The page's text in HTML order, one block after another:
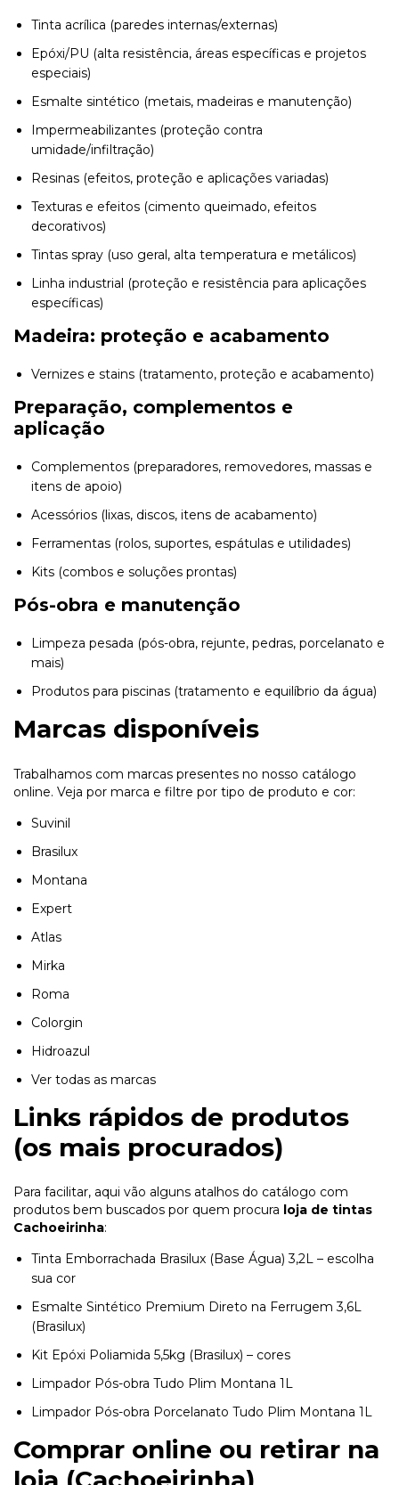
Tinta acrílica (paredes internas/externas)
Epóxi/PU (alta resistência, áreas específicas e projetos
especiais)
Esmalte sintético (metais, madeiras e manutenção)
Impermeabilizantes (proteção contra
umidade/infiltração)
Resinas (efeitos, proteção e aplicações variadas)
Texturas e efeitos (cimento queimado, efeitos
decorativos)
Tintas spray (uso geral, alta temperatura e metálicos)
Linha industrial (proteção e resistência para aplicações
específicas)
Madeira: proteção e acabamento
Vernizes e stains (tratamento, proteção e acabamento)
Preparação, complementos e
aplicação
Complementos (preparadores, removedores, massas e
itens de apoio)
Acessórios (lixas, discos, itens de acabamento)
Ferramentas (rolos, suportes, espátulas e utilidades)
Kits (combos e soluções prontas)
Pós-obra e manutenção
Limpeza pesada (pós-obra, rejunte, pedras, porcelanato e
mais)
Produtos para piscinas (tratamento e equilíbrio da água)
Marcas disponíveis
Trabalhamos com marcas presentes no nosso catálogo
online. Veja por marca e filtre por tipo de produto e cor:
Suvinil
Brasilux
Montana
Expert
Atlas
Mirka
Roma
Colorgin
Hidroazul
Ver todas as marcas
Links rápidos de produtos
(os mais procurados)
Para facilitar, aqui vão alguns atalhos do catálogo com
produtos bem buscados por quem procura loja de tintas
Cachoeirinha:
Tinta Emborrachada Brasilux (Base Água) 3,2L – escolha
sua cor
Esmalte Sintético Premium Direto na Ferrugem 3,6L
(Brasilux)
Kit Epóxi Poliamida 5,5kg (Brasilux) – cores
Limpador Pós-obra Tudo Plim Montana 1L
Limpador Pós-obra Porcelanato Tudo Plim Montana 1L
Comprar online ou retirar na